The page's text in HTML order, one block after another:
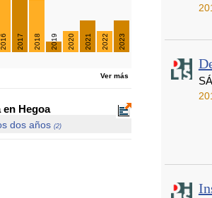
2016 2017 2018 2019 2020 2021 2022 2023
Ver más
en Hegoa
dos años (2)